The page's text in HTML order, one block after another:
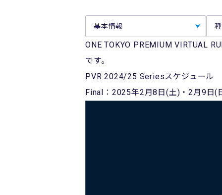
基本情報
ONE TOKYO PREMIUM VIRTUAL
です。
PVR 2024/25 Seriesスケジュール
Final：2025年2月8日(土)・2月9日(